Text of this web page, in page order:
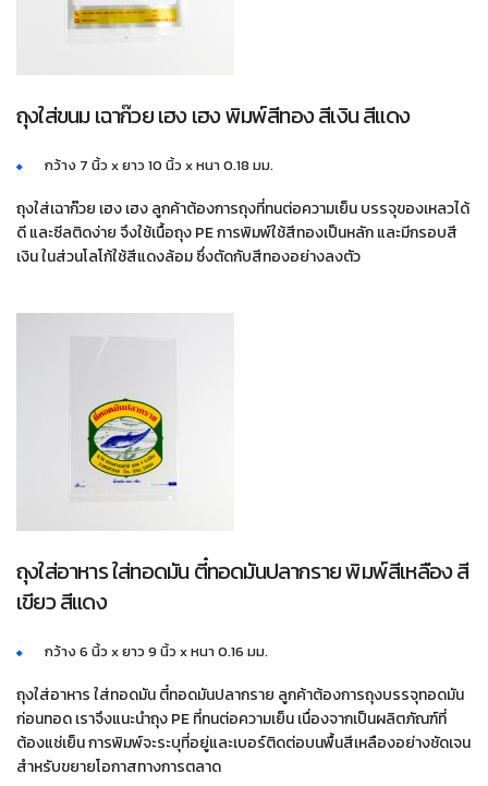
ถุงใส่ขนม เฉาก๊วย เฮง เฮง พิมพ์สีทอง สีเงิน สีแดง
กว้าง 7 นิ้ว x ยาว 10 นิ้ว x หนา 0.18 มม.
ถุงใส่เฉาก๊วย เฮง เฮง ลูกค้าต้องการถุงที่ทนต่อความเย็น บรรจุของเหลวได้
ดี และซีลติดง่าย จึงใช้เนื้อถุง PE การพิมพ์ใช้สีทองเป็นหลัก และมีกรอบสี
เงิน ในส่วนโลโก้ใช้สีแดงล้อม ซึ่งตัดกับสีทองอย่างลงตัว
ถุงใส่อาหาร ใส่ทอดมัน ตี๋ทอดมันปลากราย พิมพ์สีเหลือง สี
เขียว สีแดง
กว้าง 6 นิ้ว x ยาว 9 นิ้ว x หนา 0.16 มม.
ถุงใส่อาหาร ใส่ทอดมัน ตี๋ทอดมันปลากราย ลูกค้าต้องการถุงบรรจุทอดมัน
ก่อนทอด เราจึงแนะนำถุง PE ที่ทนต่อความเย็น เนื่องจากเป็นผลิตภัณฑ์ที่
ต้องแช่เย็น การพิมพ์จะระบุที่อยู่และเบอร์ติดต่อบนพื้นสีเหลืองอย่างชัดเจน
สำหรับขยายโอกาสทางการตลาด